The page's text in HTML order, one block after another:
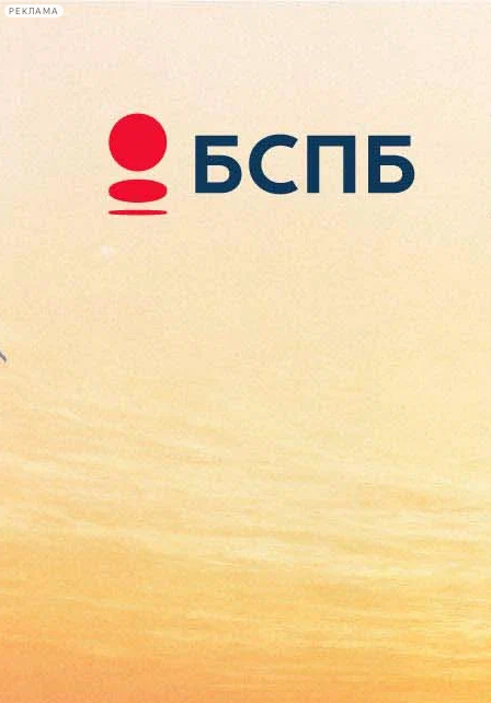
РЕКЛАМА
Сегодня:
2026.08.10
22:25
Афиша Plus
«Ходячих мертвецов»
продлили на девятый сезон
14 января 2018,17:20 Версия для печати